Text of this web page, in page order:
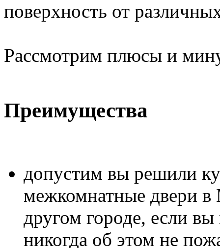
поверхность от
Рассмотрим плюсы и
Преимущества
допустим вы решили
межкомнатные двери в
другом городе, если
никогда об этом не